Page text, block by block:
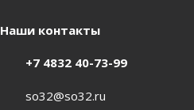
Наши контакты
+7 4832 40-73-99
so32@so32.ru